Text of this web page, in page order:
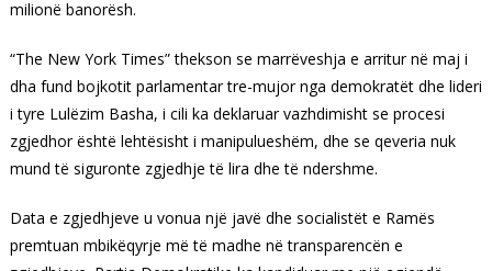
milionë banorësh.
“The New York Times” thekson se marrëveshja e arritur në maj i
dha fund bojkotit parlamentar tre-mujor nga demokratët dhe lideri
i tyre Lulëzim Basha, i cili ka deklaruar vazhdimisht se procesi
zgjedhor është lehtësisht i manipulueshëm, dhe se qeveria nuk
mund të siguronte zgjedhje të lira dhe të ndershme.
Data e zgjedhjeve u vonua një javë dhe socialistët e Ramës
premtuan mbikëqyrje më të madhe në transparencën e